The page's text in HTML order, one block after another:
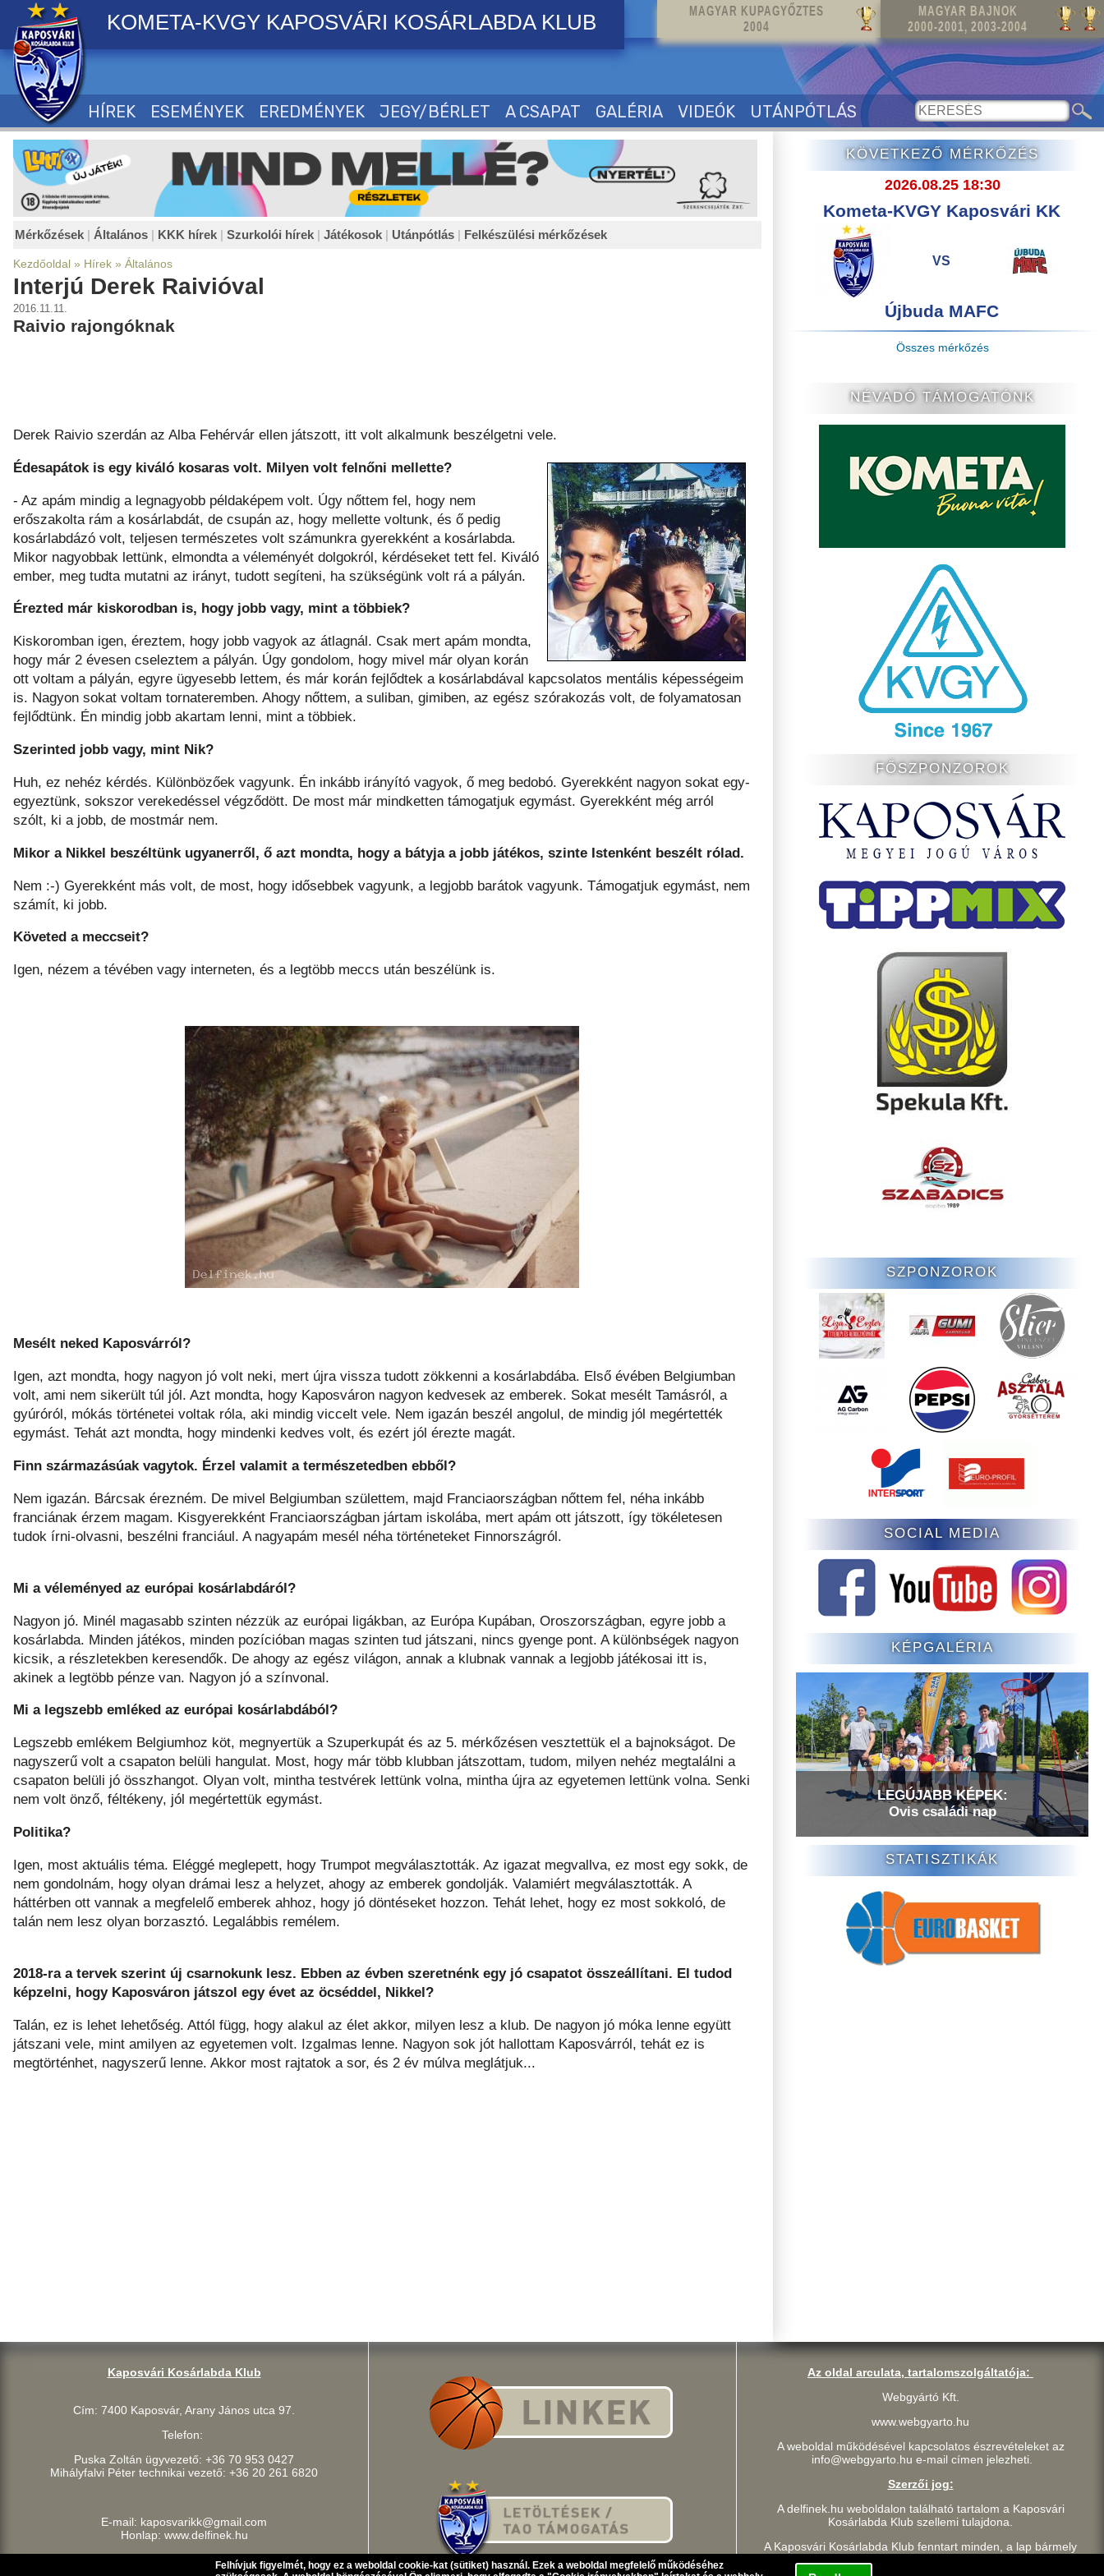
Felhívjuk figyelmét, hogy ez a weboldal cookie-kat (sütiket) használ. Ezek a weboldal megfelelő működéséhez
MAGYAR KUPAGYŐZTES
2004
MAGYAR BAJNOK
2000-2001, 2003-2004
KOMETA-KVGY KAPOSVÁRI KOSÁRLABDA KLUB
HÍREK ESEMÉNYEK EREDMÉNYEK JEGY/BÉRLET A CSAPAT GALÉRIA VIDEÓK UTÁNPÓTLÁS
Mérkőzések | Általános | KKK hírek | Szurkolói hírek | Játékosok | Utánpótlás | Felkészülési mérkőzések
Kezdőoldal » Hírek » Általános
Interjú Derek Raivióval
2016.11.11.
Raivio rajongóknak
Derek Raivio szerdán az Alba Fehérvár ellen játszott, itt volt alkalmunk beszélgetni vele.
Édesapátok is egy kiváló kosaras volt. Milyen volt felnőni mellette?
- Az apám mindig a legnagyobb példaképem volt. Úgy nőttem fel, hogy nem
erőszakolta rám a kosárlabdát, de csupán az, hogy mellette voltunk, és ő pedig
kosárlabdázó volt, teljesen természetes volt számunkra gyerekként a kosárlabda.
Mikor nagyobbak lettünk, elmondta a véleményét dolgokról, kérdéseket tett fel. Kiváló
ember, meg tudta mutatni az irányt, tudott segíteni, ha szükségünk volt rá a pályán.
Érezted már kiskorodban is, hogy jobb vagy, mint a többiek?
Kiskoromban igen, éreztem, hogy jobb vagyok az átlagnál. Csak mert apám mondta,
hogy már 2 évesen cseleztem a pályán. Úgy gondolom, hogy mivel már olyan korán
ott voltam a pályán, egyre ügyesebb lettem, és már korán fejlődtek a kosárlabdával kapcsolatos mentális képességeim
is. Nagyon sokat voltam tornateremben. Ahogy nőttem, a suliban, gimiben, az egész szórakozás volt, de folyamatosan
fejlődtünk. Én mindig jobb akartam lenni, mint a többiek.
Szerinted jobb vagy, mint Nik?
Huh, ez nehéz kérdés. Különbözőek vagyunk. Én inkább irányító vagyok, ő meg bedobó. Gyerekként nagyon sokat egy-
egyeztünk, sokszor verekedéssel végződött. De most már mindketten támogatjuk egymást. Gyerekként még arról
szólt, ki a jobb, de mostmár nem.
Mikor a Nikkel beszéltünk ugyanerről, ő azt mondta, hogy a bátyja a jobb játékos, szinte Istenként beszélt rólad.
Nem :-) Gyerekként más volt, de most, hogy idősebbek vagyunk, a legjobb barátok vagyunk. Támogatjuk egymást, nem
számít, ki jobb.
Követed a meccseit?
Igen, nézem a tévében vagy interneten, és a legtöbb meccs után beszélünk is.
Mesélt neked Kaposvárról?
Igen, azt mondta, hogy nagyon jó volt neki, mert újra vissza tudott zökkenni a kosárlabdába. Első évében Belgiumban
volt, ami nem sikerült túl jól. Azt mondta, hogy Kaposváron nagyon kedvesek az emberek. Sokat mesélt Tamásról, a
gyúróról, mókás történetei voltak róla, aki mindig viccelt vele. Nem igazán beszél angolul, de mindig jól megértették
egymást. Tehát azt mondta, hogy mindenki kedves volt, és ezért jól érezte magát.
Finn származásúak vagytok. Érzel valamit a természetedben ebből?
Nem igazán. Bárcsak érezném. De mivel Belgiumban születtem, majd Franciaországban nőttem fel, néha inkább
franciának érzem magam. Kisgyerekként Franciaországban jártam iskolába, mert apám ott játszott, így tökéletesen
tudok írni-olvasni, beszélni franciául. A nagyapám mesél néha történeteket Finnországról.
Mi a véleményed az európai kosárlabdáról?
Nagyon jó. Minél magasabb szinten nézzük az európai ligákban, az Európa Kupában, Oroszországban, egyre jobb a
kosárlabda. Minden játékos, minden pozícióban magas szinten tud játszani, nincs gyenge pont. A különbségek nagyon
kicsik, a részletekben keresendők. De ahogy az egész világon, annak a klubnak vannak a legjobb játékosai itt is,
akinek a legtöbb pénze van. Nagyon jó a színvonal.
Mi a legszebb emléked az európai kosárlabdából?
Legszebb emlékem Belgiumhoz köt, megnyertük a Szuperkupát és az 5. mérkőzésen vesztettük el a bajnokságot. De
nagyszerű volt a csapaton belüli hangulat. Most, hogy már több klubban játszottam, tudom, milyen nehéz megtalálni a
csapaton belüli jó összhangot. Olyan volt, mintha testvérek lettünk volna, mintha újra az egyetemen lettünk volna. Senki
nem volt önző, féltékeny, jól megértettük egymást.
Politika?
Igen, most aktuális téma. Eléggé meglepett, hogy Trumpot megválasztották. Az igazat megvallva, ez most egy sokk, de
nem gondolnám, hogy olyan drámai lesz a helyzet, ahogy az emberek gondolják. Valamiért megválasztották. A
háttérben ott vannak a megfelelő emberek ahhoz, hogy jó döntéseket hozzon. Tehát lehet, hogy ez most sokkoló, de
talán nem lesz olyan borzasztó. Legalábbis remélem.
2018-ra a tervek szerint új csarnokunk lesz. Ebben az évben szeretnénk egy jó csapatot összeállítani. El tudod
képzelni, hogy Kaposváron játszol egy évet az öcséddel, Nikkel?
Talán, ez is lehet lehetőség. Attól függ, hogy alakul az élet akkor, milyen lesz a klub. De nagyon jó móka lenne együtt
játszani vele, mint amilyen az egyetemen volt. Izgalmas lenne. Nagyon sok jót hallottam Kaposvárról, tehát ez is
megtörténhet, nagyszerű lenne. Akkor most rajtatok a sor, és 2 év múlva meglátjuk...
KÖVETKEZŐ MÉRKŐZÉS
2026.08.25 18:30
Kometa-KVGY Kaposvári KK
VS
Újbuda MAFC
Összes mérkőzés
NÉVADÓ TÁMOGATÓNK
FŐSZPONZOROK
SZPONZOROK
SOCIAL MEDIA
KÉPGALÉRIA
LEGÚJABB KÉPEK:
Ovis családi nap
STATISZTIKÁK
Kaposvári Kosárlabda Klub
Cím: 7400 Kaposvár, Arany János utca 97.
Telefon:
Puska Zoltán ügyvezető: +36 70 953 0427
Mihályfalvi Péter technikai vezető: +36 20 261 6820
E-mail: kaposvarikk@gmail.com
Honlap: www.delfinek.hu
Az oldal arculata, tartalomszolgáltatója:
Webgyártó Kft.
www.webgyarto.hu
A weboldal működésével kapcsolatos észrevételeket az
info@webgyarto.hu e-mail címen jelezheti.
Szerzői jog:
A delfinek.hu weboldalon található tartalom a Kaposvári
Kosárlabda Klub szellemi tulajdona.
A Kaposvári Kosárlabda Klub fenntart minden, a lap bármely
részének bármilyen módszerrel, technikával történő másolásával
és terjesztésével kapcsolatos jogot.